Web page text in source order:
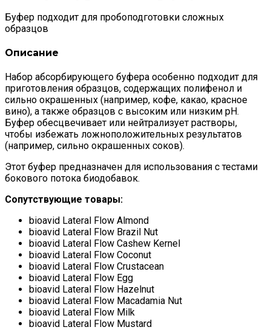
Буфер подходит для пробоподготовки сложных
образцов
Описание
Набор абсорбирующего буфера особенно подходит для
приготовления образцов, содержащих полифенол и
сильно окрашенных (например, кофе, какао, красное
вино), а также образцов с высоким или низким pH.
Буфер обесцвечивает или нейтрализует растворы,
чтобы избежать ложноположительных результатов
(например, сильно окрашенных соков).
Этот буфер предназначен для использования с тестами
бокового потока биодобавок.
Сопутствующие товары:
bioavid Lateral Flow Almond
bioavid Lateral Flow Brazil Nut
bioavid Lateral Flow Cashew Kernel
bioavid Lateral Flow Coconut
bioavid Lateral Flow Crustacean
bioavid Lateral Flow Egg
bioavid Lateral Flow Hazelnut
bioavid Lateral Flow Macadamia Nut
bioavid Lateral Flow Milk
bioavid Lateral Flow Mustard